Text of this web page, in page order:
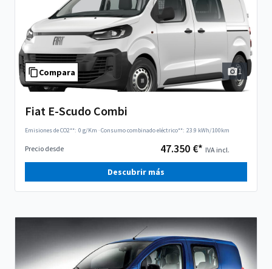
Compara 1
Fiat E-Scudo Combi
Emisiones de CO2**: 0 g/Km ·Consumo combinado eléctrico**: 23.9 kWh/100km
Precio desde 47.350 €* IVA incl.
Descubrir más